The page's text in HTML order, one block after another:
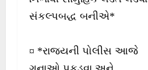
સંકલ્પબદ્ધ બનીએ*
¤ *રાજ્યની પોલીસ આજે